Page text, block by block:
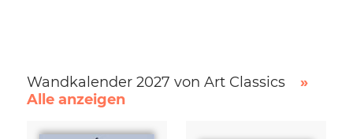
Wandkalender 2027 von Art Classics
»
Alle anzeigen